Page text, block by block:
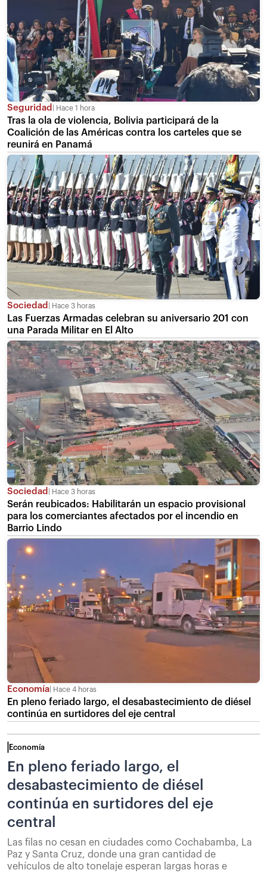
Seguridad Hace 1 hora
Tras la ola de violencia, Bolivia participará de la
Coalición de las Américas contra los carteles que se
reunirá en Panamá
Sociedad Hace 3 horas
Las Fuerzas Armadas celebran su aniversario 201 con
una Parada Militar en El Alto
Sociedad Hace 3 horas
Serán reubicados: Habilitarán un espacio provisional
para los comerciantes afectados por el incendio en
Barrio Lindo
Economía Hace 4 horas
En pleno feriado largo, el desabastecimiento de diésel
continúa en surtidores del eje central
Economía
En pleno feriado largo, el
desabastecimiento de diésel
continúa en surtidores del eje
central
Las filas no cesan en ciudades como Cochabamba, La
Paz y Santa Cruz, donde una gran cantidad de
vehículos de alto tonelaje esperan largas horas e